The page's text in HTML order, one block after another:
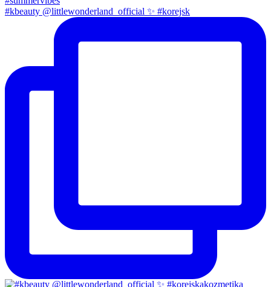
#kbeauty @littlewonderland_official ✨ #korejsk